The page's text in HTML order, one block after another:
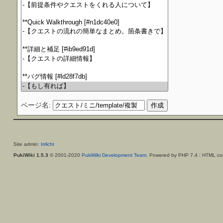
ページ名:
Site admin: Irrlicht
PukiWiki 1.5.3 © 2001-2020 PukiWiki Development Team. Powered by PHP 7.4 : HTML